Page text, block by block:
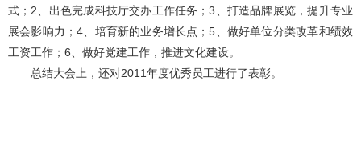
式；2、出色完成科技厅交办工作任务；3、打造品牌展览，提升专业
展会影响力；4、培育新的业务增长点；5、做好单位分类改革和绩效
工资工作；6、做好党建工作，推进文化建设。
总结大会上，还对2011年度优秀员工进行了表彰。